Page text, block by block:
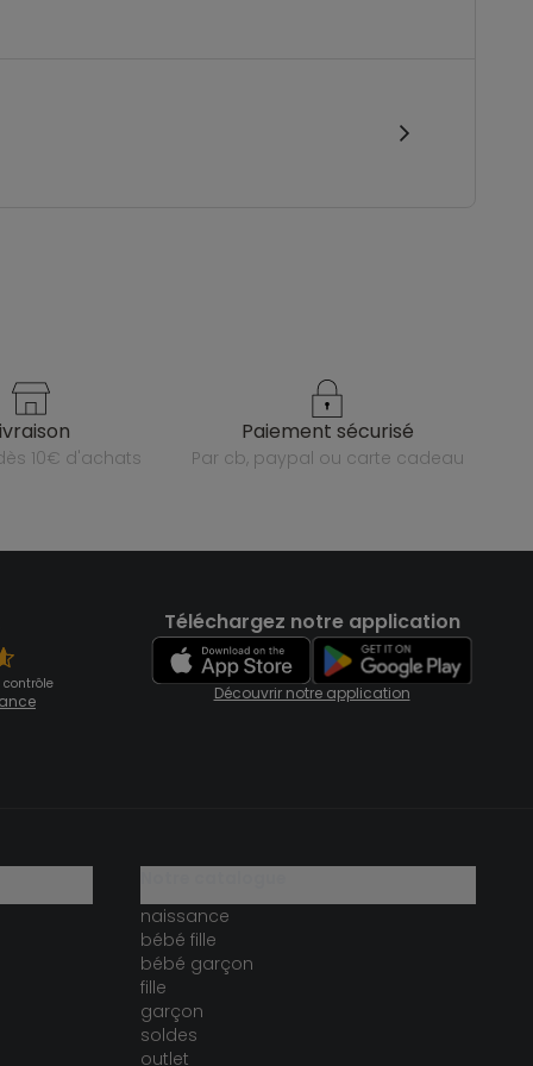
livraison
10€ d'achats
paiement sécurisé
par cb, paypal ou carte cadeau
contrôle
Téléchargez notre application
Découvrir notre application
naissance
bébé fille
bébé garçon
fille
garçon
soldes
outlet